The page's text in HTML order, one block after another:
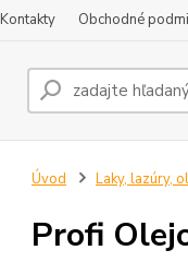
Kontakty Obchodné
Úvod Laky, lazúry,
Profi